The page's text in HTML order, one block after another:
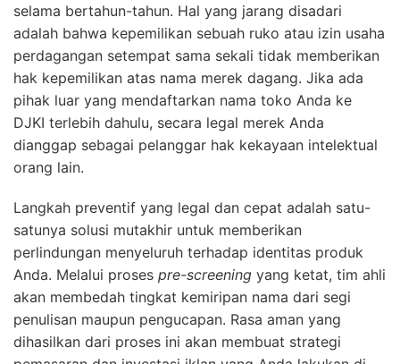
selama bertahun-tahun. Hal yang jarang disadari
adalah bahwa kepemilikan sebuah ruko atau izin usaha
perdagangan setempat sama sekali tidak memberikan
hak kepemilikan atas nama merek dagang. Jika ada
pihak luar yang mendaftarkan nama toko Anda ke
DJKI terlebih dahulu, secara legal merek Anda
dianggap sebagai pelanggar hak kekayaan intelektual
orang lain.
Langkah preventif yang legal dan cepat adalah satu-
satunya solusi mutakhir untuk memberikan
perlindungan menyeluruh terhadap identitas produk
Anda. Melalui proses pre-screening yang ketat, tim ahli
akan membedah tingkat kemiripan nama dari segi
penulisan maupun pengucapan. Rasa aman yang
dihasilkan dari proses ini akan membuat strategi